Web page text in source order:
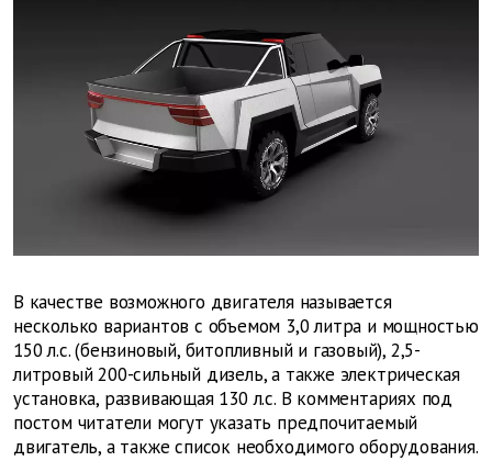
В качестве возможного двигателя называется
несколько вариантов с объемом 3,0 литра и мощностью
150 л.с. (бензиновый, битопливный и газовый), 2,5-
литровый 200-сильный дизель, а также электрическая
установка, развивающая 130 л.с. В комментариях под
постом читатели могут указать предпочитаемый
двигатель, а также список необходимого оборудования.